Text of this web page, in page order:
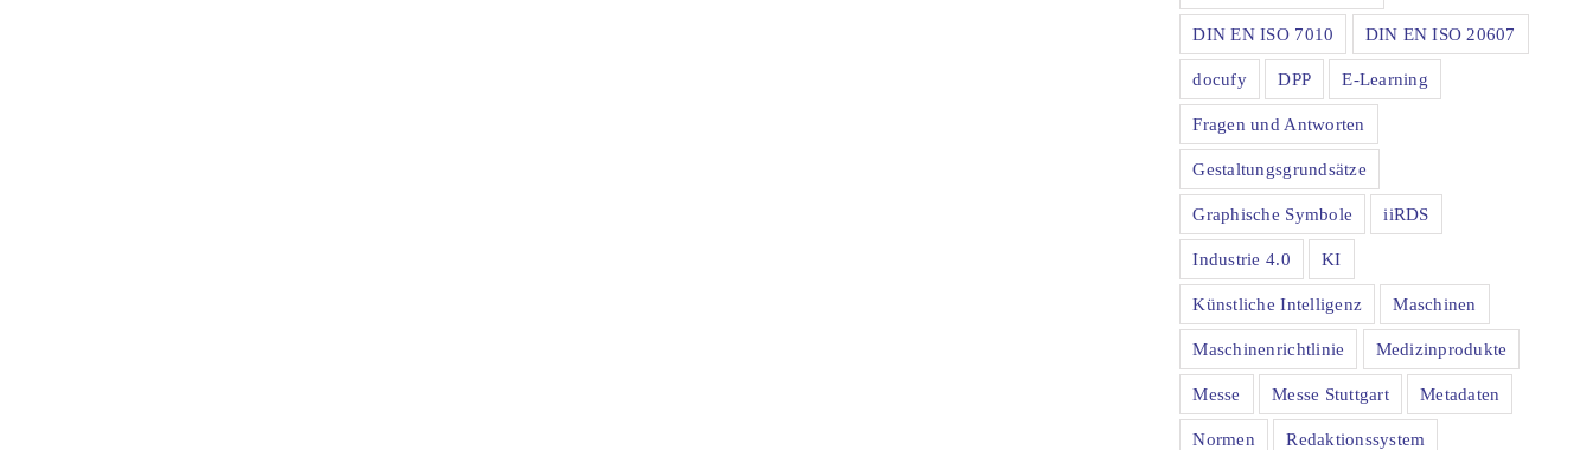
DIN EN ISO 7010 DIN EN ISO 20607
docufy DPP E-Learning
Fragen und Antworten
Gestaltungsgrundsätze
Graphische Symbole iiRDS
Industrie 4.0 KI
Künstliche Intelligenz Maschinen
Maschinenrichtlinie Medizinprodukte
Messe Messe Stuttgart Metadaten
Normen Redaktionssystem